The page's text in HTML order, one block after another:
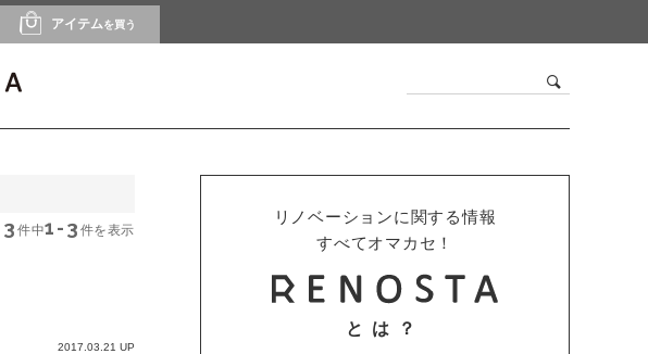
アイテムを買う
3 件中1-3 件を表示
2017.03.21 UP
リノベーションに関する情報
すべてオマカセ！
とは？